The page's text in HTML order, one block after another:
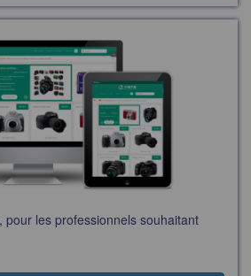
, pour les professionnels souhaitant